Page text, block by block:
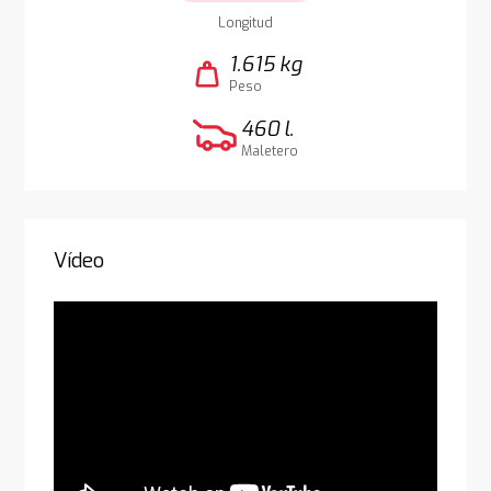
Longitud
weight 1.615 kg
Peso
460 l.
Maletero
Vídeo